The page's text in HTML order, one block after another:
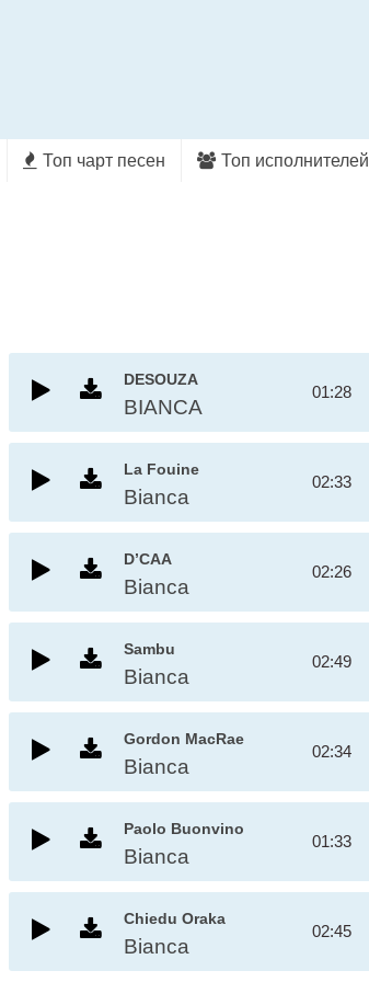
Топ чарт песен Топ исполнителей
DESOUZA
BIANCA
01:28
La Fouine
Bianca
02:33
D’CAA
Bianca
02:26
Sambu
Bianca
02:49
Gordon MacRae
Bianca
02:34
Paolo Buonvino
Bianca
01:33
Chiedu Oraka
Bianca
02:45